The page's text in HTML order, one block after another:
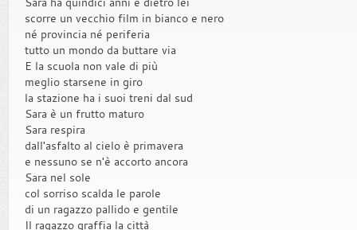
scorre un vecchio film in bianco e nero
né provincia né periferia
tutto un mondo da buttare via
E la scuola non vale di più
meglio starsene in giro
la stazione ha i suoi treni dal sud
Sara è un frutto maturo
Sara respira
dall'asfalto al cielo è primavera
e nessuno se n'è accorto ancora
Sara nel sole
col sorriso scalda le parole
di un ragazzo pallido e gentile
Il ragazzo graffia la città